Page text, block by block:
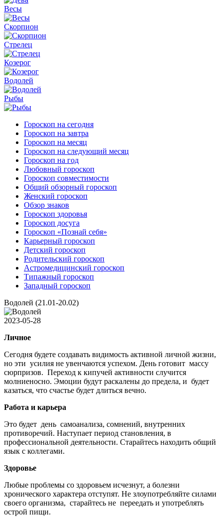
Весы
Скорпион
Стрелец
Козерог
Водолей
Рыбы
Гороскоп на сегодня
Гороскоп на завтра
Гороскоп на месяц
Гороскоп на следующий месяц
Гороскоп на год
Любовный гороскоп
Гороскоп совместимости
Общий обзорный гороскоп
Женский гороскоп
Обзор знаков
Гороскоп здоровья
Гороскоп досуга
Гороскоп «Познай себя»
Карьерный гороскоп
Детский гороскоп
Родительский гороскоп
Астромедицинский гороскоп
Типажный гороскоп
Западный гороскоп
Водолей (21.01-20.02)
2023-05-28
Личное
Сегодня будете создавать видимость активной личной жизни,
но эти усилия не увенчаются успехом. День готовит массу
сюрпризов. Переход к кипучей активности случится
молниеносно. Эмоции будут раскалены до предела, и будет
казаться, что счастье будет длиться вечно.
Работа и карьера
Это будет день самоанализа, сомнений, внутренних
противоречий. Наступает период становления, в
профессиональной деятельности. Старайтесь находить общий
язык с коллегами.
Здоровье
Любые проблемы со здоровьем исчезнут, а болезни
хронического характера отступят. Не злоупотребляйте силами
своего организма, старайтесь не переедать и употреблять
острой пищи.